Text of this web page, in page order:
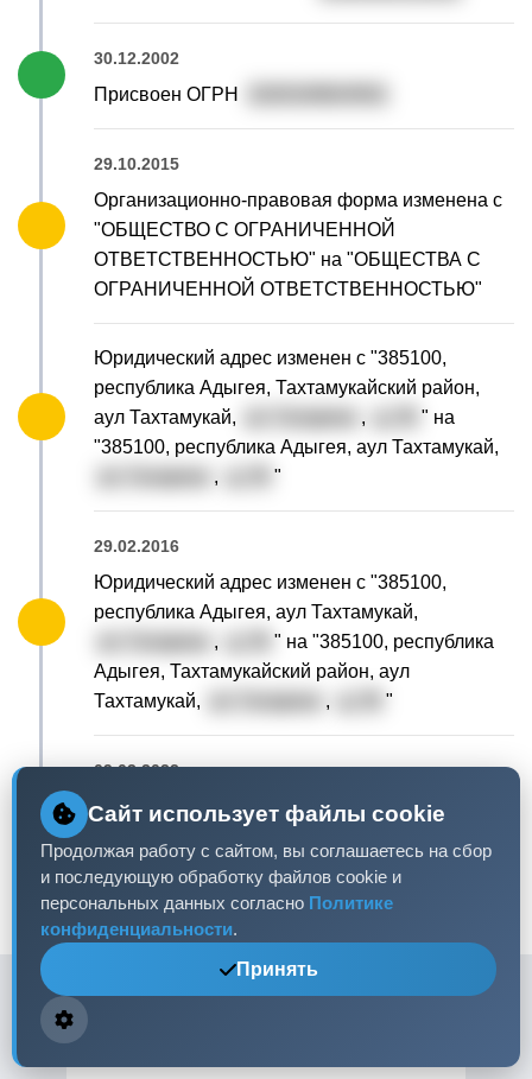
30.12.2002
Присвоен ОГРН
29.10.2015
Организационно-правовая форма изменена с
"ОБЩЕСТВО С ОГРАНИЧЕННОЙ
ОТВЕТСТВЕННОСТЬЮ" на "ОБЩЕСТВА С
ОГРАНИЧЕННОЙ ОТВЕТСТВЕННОСТЬЮ"
Юридический адрес изменен с "385100,
республика Адыгея, Тахтамукайский район,
аул Тахтамукай,
,
" на
"385100, республика Адыгея, аул Тахтамукай,
, "
29.02.2016
Юридический адрес изменен с "385100,
республика Адыгея, аул Тахтамукай,
,
" на "385100, республика
Адыгея, Тахтамукайский район, аул
Тахтамукай,
, "
09.03.2022
Хачегогу Аслан Яхьявичбольше не является
Хачегогу Адам Асланович
становится новым
директором организации
Сайт использует файлы cookie
Продолжая работу с сайтом, вы соглашаетесь на сбор
и последующую обработку файлов cookie и
персональных данных согласно Политике
конфиденциальности.
Принять